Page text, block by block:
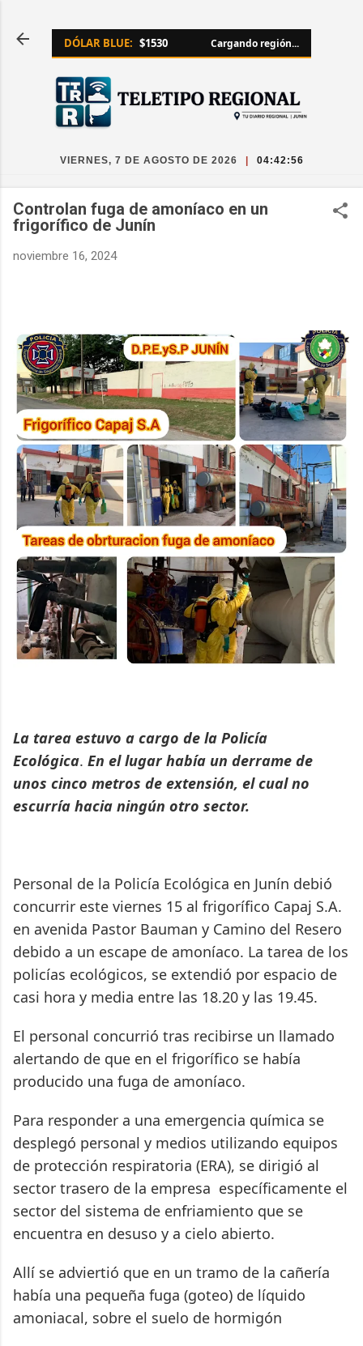
DÓLAR BLUE: $1530 Cargando región...
VIERNES, 7 DE AGOSTO DE 2026 04:42:56
Controlan fuga de amoníaco en un
frigorífico de Junín
noviembre 16, 2024
La tarea estuvo a cargo de la Policía
Ecológica. En el lugar había un derrame de
unos cinco metros de extensión, el cual no
escurría hacia ningún otro sector.
Personal de la Policía Ecológica en Junín debió
concurrir este viernes 15 al frigorífico Capaj S.A.
en avenida Pastor Bauman y Camino del Resero
debido a un escape de amoníaco. La tarea de los
policías ecológicos, se extendió por espacio de
casi hora y media entre las 18.20 y las 19.45.
El personal concurrió tras recibirse un llamado
alertando de que en el frigorífico se había
producido una fuga de amoníaco.
Para responder a una emergencia química se
desplegó personal y medios utilizando equipos
de protección respiratoria (ERA), se dirigió al
sector trasero de la empresa específicamente el
sector del sistema de enfriamiento que se
encuentra en desuso y a cielo abierto.
Allí se adviertió que en un tramo de la cañería
había una pequeña fuga (goteo) de líquido
amoniacal, sobre el suelo de hormigón